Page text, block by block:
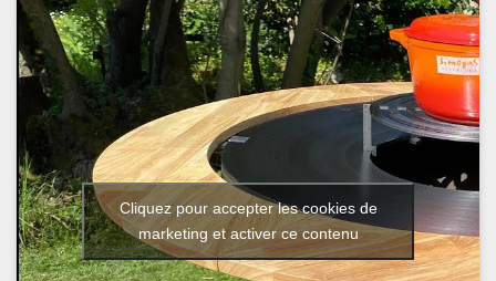
Cliquez pour accepter les cookies de
marketing et activer ce contenu